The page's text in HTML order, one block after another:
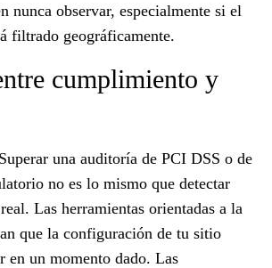
nunca observar, especialmente si el
filtrado geográficamente.
cumplimiento y
una auditoría de PCI DSS o de
no es lo mismo que detectar
Las herramientas orientadas a la
que la configuración de tu sitio
en un momento dado. Las